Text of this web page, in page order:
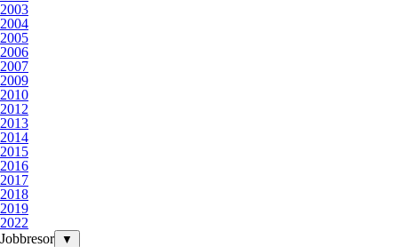
2003
2004
2005
2006
2007
2009
2010
2012
2013
2014
2015
2016
2017
2018
2019
2022
Jobbresor
▼